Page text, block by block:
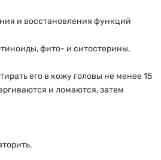
и восстановления функций
фито- и ситостерины,
его в кожу головы не менее 15
и ломаются, затем